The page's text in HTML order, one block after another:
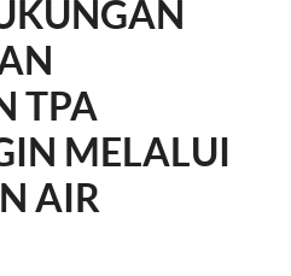
TPA
MELALUI
AIR